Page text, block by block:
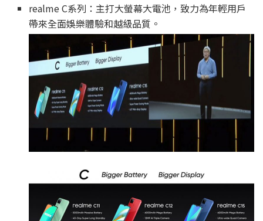
realme C系列：主打大螢幕大電池，致力為年輕用戶
帶來全面娛樂體驗和越級品質。